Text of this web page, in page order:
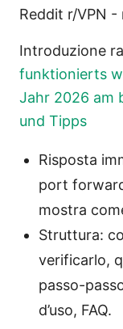
Reddit r/VPN
Introduzione
funktionierts
Jahr 2026 am
und Tipps
Risposta
port
mostra
Struttura:
verificarlo,
passo-
d’uso, FAQ.